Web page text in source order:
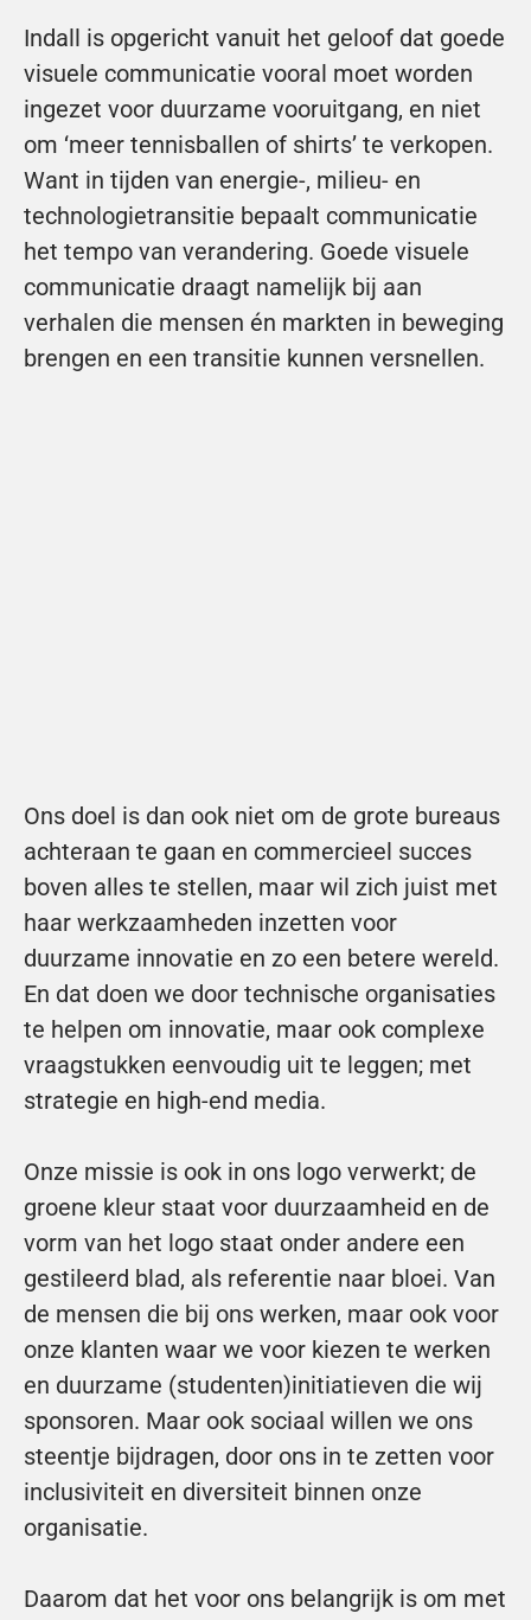
Indall is opgericht vanuit het geloof dat goede
visuele communicatie vooral moet worden
ingezet voor duurzame vooruitgang, en niet
om ‘meer tennisballen of shirts’ te verkopen.
Want in tijden van energie-, milieu- en
technologietransitie bepaalt communicatie
het tempo van verandering. Goede visuele
communicatie draagt namelijk bij aan
verhalen die mensen én markten in beweging
brengen en een transitie kunnen versnellen.
Ons doel is dan ook niet om de grote bureaus
achteraan te gaan en commercieel succes
boven alles te stellen, maar wil zich juist met
haar werkzaamheden inzetten voor
duurzame innovatie en zo een betere wereld.
En dat doen we door technische organisaties
te helpen om innovatie, maar ook complexe
vraagstukken eenvoudig uit te leggen; met
strategie en high-end media.
Onze missie is ook in ons logo verwerkt; de
groene kleur staat voor duurzaamheid en de
vorm van het logo staat onder andere een
gestileerd blad, als referentie naar bloei. Van
de mensen die bij ons werken, maar ook voor
onze klanten waar we voor kiezen te werken
en duurzame (studenten)initiatieven die wij
sponsoren. Maar ook sociaal willen we ons
steentje bijdragen, door ons in te zetten voor
inclusiviteit en diversiteit binnen onze
organisatie.
Daarom dat het voor ons belangrijk is om met